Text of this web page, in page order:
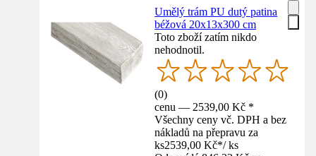
Umělý trám PU dutý patina
béžová 20x13x300 cm
Toto zboží zatím nikdo
nehodnotil.
(0)
cenu — 2539,00 Kč *
Všechny ceny vč. DPH a bez
nákladů na přepravu za
ks2539,00 Kč*/ ks